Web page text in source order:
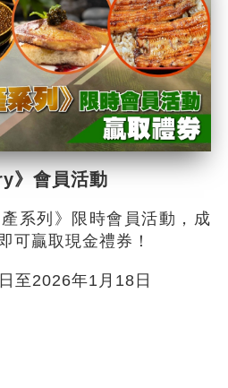
》會員活動
系列》限時會員活動，成
可贏取現金禮券！
至2026年1月18日